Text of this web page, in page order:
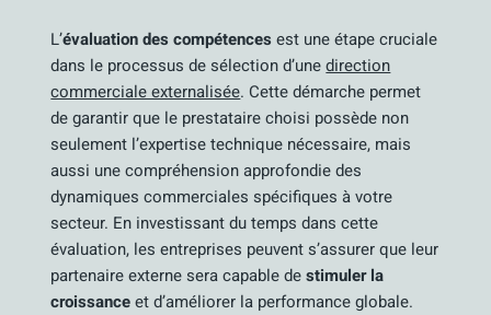
L’évaluation des compétences est une étape cruciale
dans le processus de sélection d’unedirection
commerciale externalisée. Cette démarche permet
de garantir que le prestataire choisi possède non
seulement l’expertise technique nécessaire, mais
aussi une compréhension approfondie des
dynamiques commerciales spécifiques à votre
secteur. En investissant du temps dans cette
évaluation, les entreprises peuvent s’assurer que leur
partenaire externe sera capable destimuler la
croissanceet d’améliorer la performance globale.